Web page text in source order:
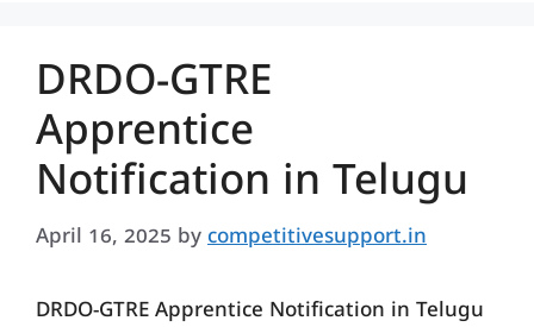
DRDO-GTRE
Apprentice
Notification in Telugu
April 16, 2025 by competitivesupport.in
DRDO-GTRE Apprentice Notification in Telugu